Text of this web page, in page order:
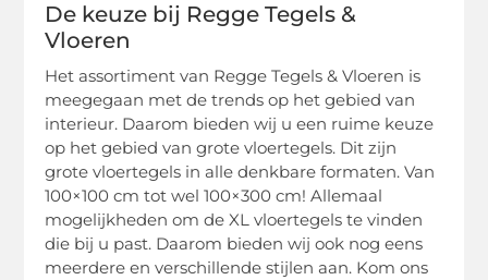
De keuze bij Regge Tegels &
Vloeren
Het assortiment van Regge Tegels & Vloeren is
meegegaan met de trends op het gebied van
interieur. Daarom bieden wij u een ruime keuze
op het gebied van grote vloertegels. Dit zijn
grote vloertegels in alle denkbare formaten. Van
100×100 cm tot wel 100×300 cm! Allemaal
mogelijkheden om de XL vloertegels te vinden
die bij u past. Daarom bieden wij ook nog eens
meerdere en verschillende stijlen aan. Kom ons